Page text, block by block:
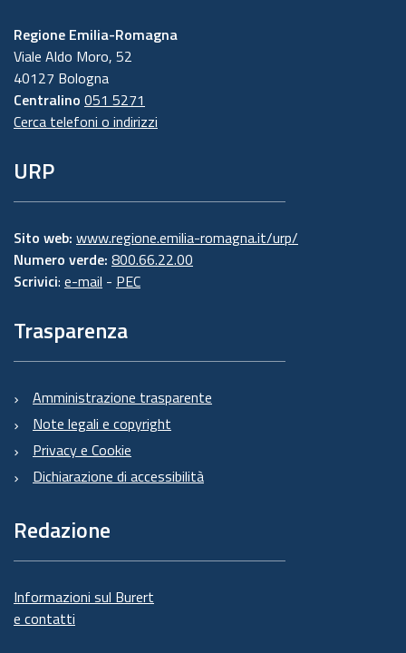
Regione Emilia-Romagna
Viale Aldo Moro, 52
40127 Bologna
Centralino 051 5271
Cerca telefoni o indirizzi
URP
Sito web: www.regione.emilia-romagna.it/urp/
Numero verde: 800.66.22.00
Scrivici: e-mail - PEC
Trasparenza
Amministrazione trasparente
Note legali e copyright
Privacy e Cookie
Dichiarazione di accessibilità
Redazione
Informazioni sul Burert
e contatti